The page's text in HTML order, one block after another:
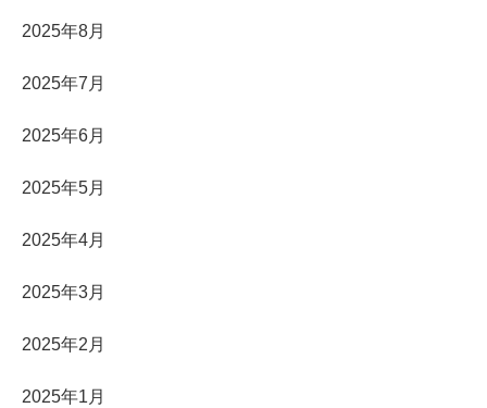
2025年8月
2025年7月
2025年6月
2025年5月
2025年4月
2025年3月
2025年2月
2025年1月